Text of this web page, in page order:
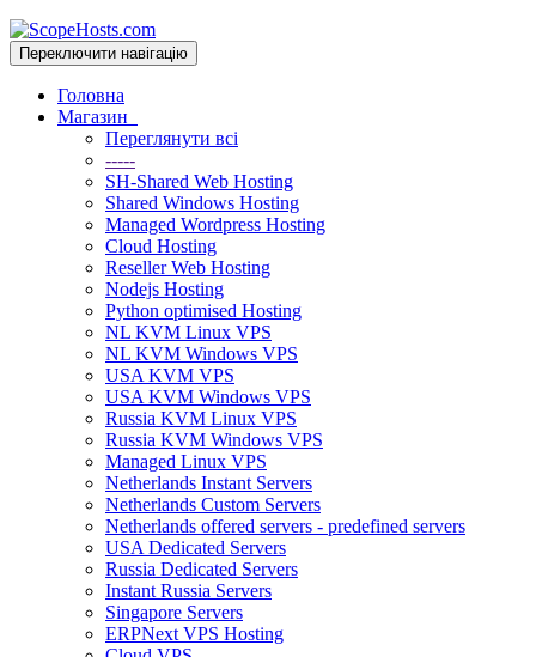
Переключити навігацію
Головна
Магазин
Переглянути всі
-----
SH-Shared Web Hosting
Shared Windows Hosting
Managed Wordpress Hosting
Cloud Hosting
Reseller Web Hosting
Nodejs Hosting
Python optimised Hosting
NL KVM Linux VPS
NL KVM Windows VPS
USA KVM VPS
USA KVM Windows VPS
Russia KVM Linux VPS
Russia KVM Windows VPS
Managed Linux VPS
Netherlands Instant Servers
Netherlands Custom Servers
Netherlands offered servers - predefined servers
USA Dedicated Servers
Russia Dedicated Servers
Instant Russia Servers
Singapore Servers
ERPNext VPS Hosting